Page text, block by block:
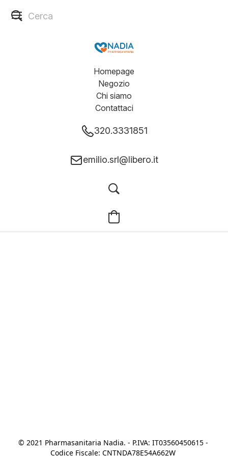
Homepage
Negozio
Chi siamo
Contattaci
320.3331851
emilio.srl@libero.it
© 2021 Pharmasanitaria Nadia. - P.IVA: IT03560450615 -
Codice Fiscale: CNTNDA78E54A662W